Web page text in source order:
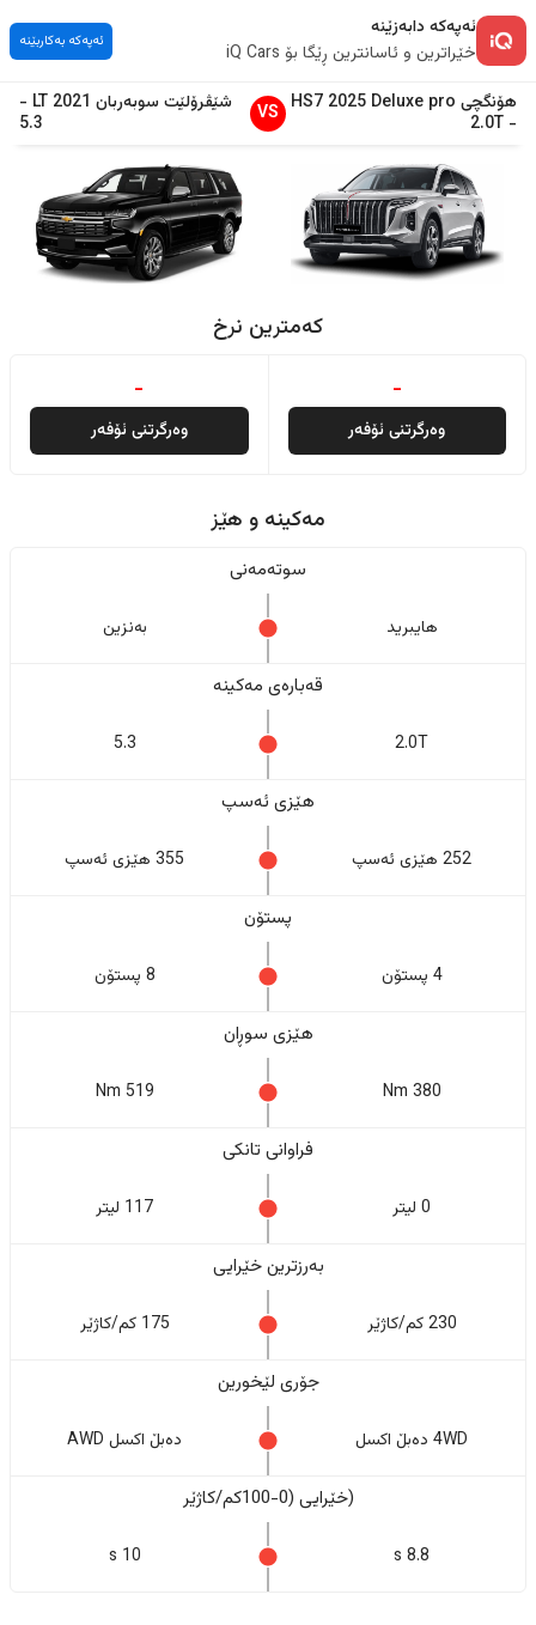
ئەپەکە دابەزێنە
خێراترین و ئاسانترین ڕێگا بۆ iQ Cars
ئەپەکە بەکاربێنە
هۆنگچی HS7 2025 Deluxe pro
-
2.0T
VS شێڤرۆلێت سوبەربان 2021
LT
-
5.3
کەمترین نرخ
-
وەرگرتنی ئۆفەر
-
وەرگرتنی ئۆفەر
مەکینە و هێز
سوتەمەنی
هایبرید بەنزین
قەبارەی مەکینە
2.0T
5.3
هێزی ئەسپ
252 هێزی ئەسپ 355 هێزی ئەسپ
پستۆن
4 پستۆن 8 پستۆن
هێزی سوڕان
380 Nm
519 Nm
فراوانی تانکی
0 لیتر 117 لیتر
بەرزترین خێرایی
230 کم/کاژێر 175 کم/کاژێر
جۆری لێخورین
4WD دەبڵ اکسل دەبڵ اکسل AWD
(خێرایی (0-100کم/کاژێر
8.8 s
10 s